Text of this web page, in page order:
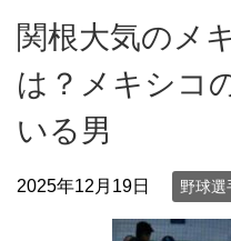
関根大気のメ
は？メキシコ
いる男
2025年12月19日 野球選